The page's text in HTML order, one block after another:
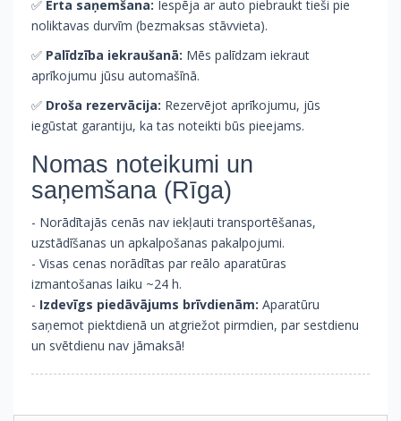
✅ Ērta saņemšana: Iespēja ar auto piebraukt tieši pie
noliktavas durvīm (bezmaksas stāvvieta).
✅ Palīdzība iekraušanā: Mēs palīdzam iekraut
aprīkojumu jūsu automašīnā.
✅ Droša rezervācija: Rezervējot aprīkojumu, jūs
iegūstat garantiju, ka tas noteikti būs pieejams.
Nomas noteikumi un
saņemšana (Rīga)
- Norādītajās cenās nav iekļauti transportēšanas,
uzstādīšanas un apkalpošanas pakalpojumi.
- Visas cenas norādītas par reālo aparatūras
izmantošanas laiku ~24 h.
- Izdevīgs piedāvājums brīvdienām: Aparatūru
saņemot piektdienā un atgriežot pirmdien, par sestdienu
un svētdienu nav jāmaksā!